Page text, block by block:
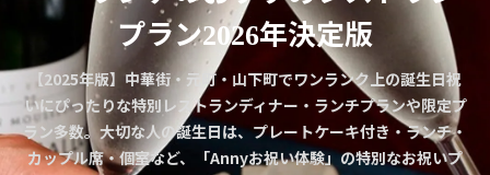
Annyお祝い体験について
Annyお祝いアイテムについて
よくあるご質問
プラン2026年決定版
【2025年版】中華街・元町・山下町でワンランク上の誕生日祝
いにぴったりな特別レストランディナー・ランチプランや限定プ
ラン多数。大切な人の誕生日は、プレートケーキ付き・ランチ・
カップル席・個室など、「Annyお祝い体験」の特別なお祝いプ